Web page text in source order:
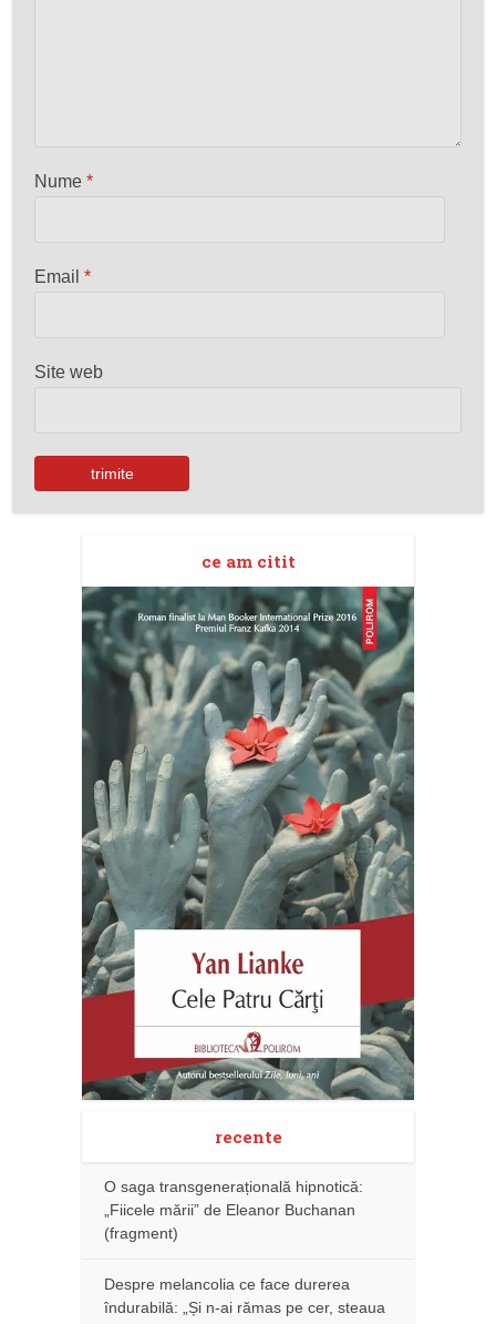
Nume*
Email*
Site web
ce am citit
recente
O saga transgenerațională hipnotică:
„Fiicele mării” de Eleanor Buchanan
(fragment)
Despre melancolia ce face durerea
îndurabilă: „Și n-ai rămas pe cer, steaua